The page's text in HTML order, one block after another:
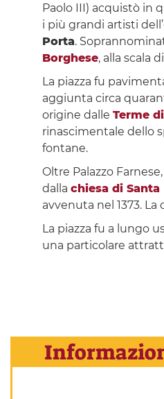
Paolo III) acquistò in
i più grandi artisti
Porta.
Borghese, alla scala
La piazza fu
aggiunta circa
origine dalle Terme
rinascimentale dello
fontane.
Oltre Palazzo
dalla chiesa di Santa
avvenuta nel 1373.
La piazza fu a lungo
una particolare